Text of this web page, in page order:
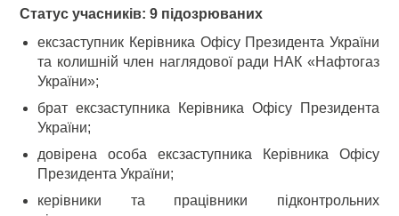
Статус учасників: 9 підозрюваних
ексзаступник Керівника Офісу Президента України
та колишній член наглядової ради НАК «Нафтогаз
України»;
брат ексзаступника Керівника Офісу Президента
України;
довірена особа ексзаступника Керівника Офісу
Президента України;
керівники та працівники підконтрольних